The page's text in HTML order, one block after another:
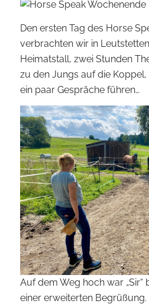
Den ersten Tag des Horse
verbrachten wir in
Heimatstall, zwei Stunden
zu den Jungs auf die
ein paar Gespräche führen…
Auf dem Weg hoch war „Sir“
einer erweiterten Begrüßung.